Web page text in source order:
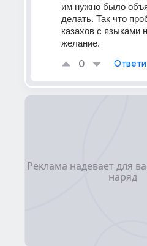
им нужно было
делать. Так что
казахов с языками
желание.
0